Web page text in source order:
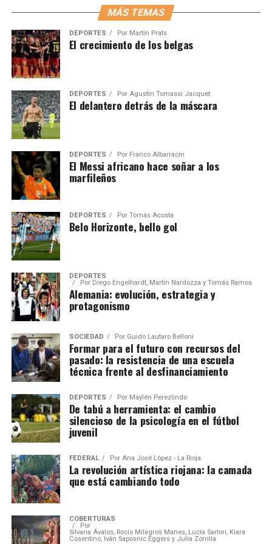
MÁS TEMAS
DEPORTES Por Martín Prats
El crecimiento de los belgas
DEPORTES Por Agustín Tomassi Jacquet
El delantero detrás de la máscara
DEPORTES Por Franco Albarracín
El Messi africano hace soñar a los
marfileños
DEPORTES Por Tomás Acosta
Belo Horizonte, bello gol
DEPORTES
Por Diego Engelhardt, Martín Nardozza y Tomás Ramos
Alemania: evolución, estrategia y
protagonismo
SOCIEDAD Por Guido Lautaro Belloni
Formar para el futuro con recursos del
pasado: la resistencia de una escuela
técnica frente al desfinanciamiento
DEPORTES Por Maylén Perezlindo
De tabú a herramienta: el cambio
silencioso de la psicología en el fútbol
juvenil
FEDERAL Por Ana José López - La Rioja
La revolución artística riojana: la camada
que está cambiando todo
COBERTURAS
Por
Silvana Ávalos, Rocío Milagros Manes, Lucía Sartori, Kiara
Cosentino, Iván Saposnic Eggers y Julia Zorrilla